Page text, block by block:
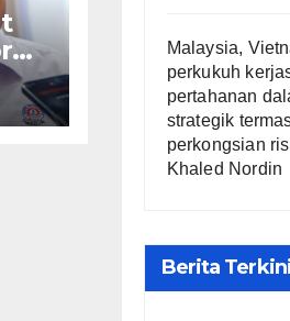
Malaysia,
perkukuh
pertahanan
strategik
perkongsian
Khaled Nordin
Berita